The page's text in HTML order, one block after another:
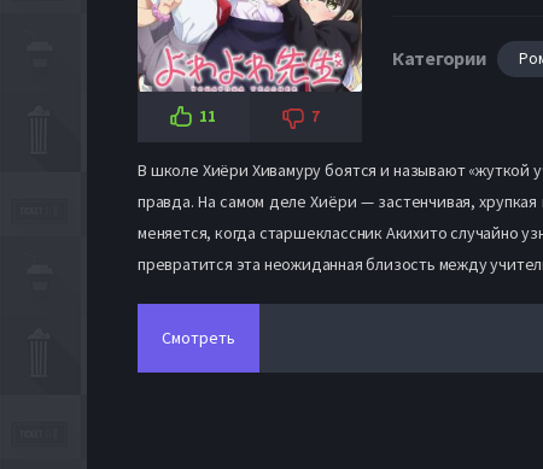
11 7
Категории
В школе Хиёри Хивамуру боятся и называют «жуткой
правда. На самом деле Хиёри — застенчивая,
меняется, когда старшеклассник Акихито случайно
превратится эта неожиданная близость между
Смотреть